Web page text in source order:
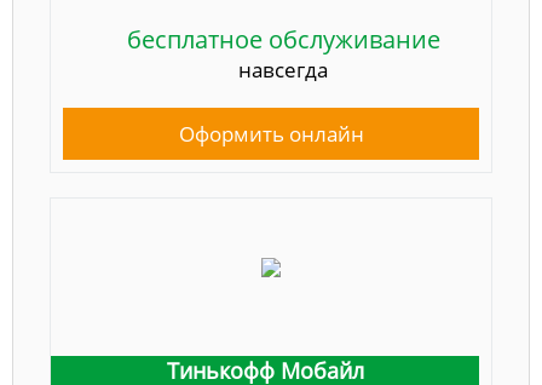
бесплатное обслуживание
навсегда
Оформить онлайн
Тинькофф Мобайл